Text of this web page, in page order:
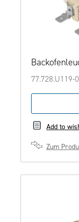
77.728.U119-0
Add to
Zum